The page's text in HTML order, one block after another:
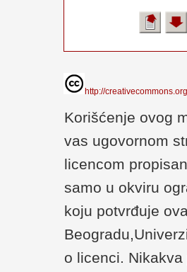
http://
Korišćenje ovog
vas ugovornom
licencom
samo u okviru
koju potvrđuje
o licenci.